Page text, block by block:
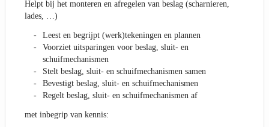
Helpt bij het monteren en afregelen van beslag (scharnieren,
lades, …)
Leest en begrijpt (werk)tekeningen en plannen
Voorziet uitsparingen voor beslag, sluit- en
schuifmechanismen
Stelt beslag, sluit- en schuifmechanismen samen
Bevestigt beslag, sluit- en schuifmechanismen
Regelt beslag, sluit- en schuifmechanismen af
met inbegrip van kennis: